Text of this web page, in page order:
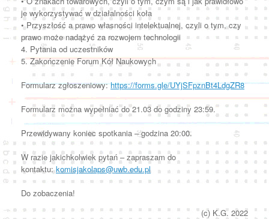
je wykorzystywać w działalności koła
• Przyszłość a prawo własności intelektualnej, czyli o tym, czy
prawo może nadążyć za rozwojem technologii
4. Pytania od uczestników
5. Zakończenie Forum Kół Naukowych
Formularz zgłoszeniowy:https://forms.gle/UYjSFpznBt4LdgZR8
Formularz można wypełniać do 21.03 do godziny 23:59.
Przewidywany koniec spotkania – godzina 20:00.
W razie jakichkolwiek pytań – zapraszam do
kontaktu:komisjakolaps@uwb.edu.pl
Do zobaczenia!
(c) K.G. 2022